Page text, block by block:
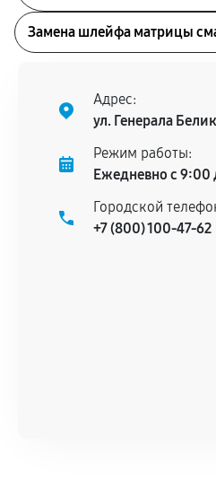
Замена шлейфа матрицы
Адрес:
ул. Генерала
Режим работы:
Ежедневно с 9:00
Городской
+7 (800) 100-47-62